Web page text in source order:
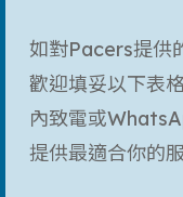
如對Pacers提供
歡迎填妥以下表
內致電或
提供最適合你的